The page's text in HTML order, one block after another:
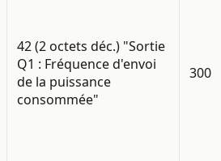
42 (2 octets déc.) "Sortie
Q1 : Fréquence d'envoi
de la puissance
consommée"
300